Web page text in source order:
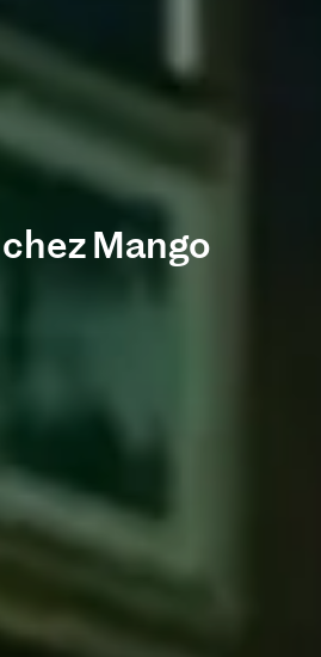
chez Mango